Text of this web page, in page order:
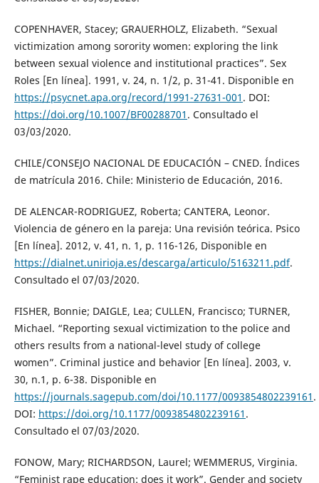
COPENHAVER, Stacey; GRAUERHOLZ, Elizabeth. “Sexual
victimization among sorority women: exploring the link
between sexual violence and institutional practices”. Sex
Roles [En línea]. 1991, v. 24, n. 1/2, p. 31-41. Disponible en
https://psycnet.apa.org/record/1991-27631-001 . DOI:
https://doi.org/10.1007/BF00288701 . Consultado el
03/03/2020.
CHILE/CONSEJO NACIONAL DE EDUCACIÓN – CNED. Índices
de matrícula 2016. Chile: Ministerio de Educación, 2016.
DE ALENCAR-RODRIGUEZ, Roberta; CANTERA, Leonor.
Violencia de género en la pareja: Una revisión teórica. Psico
[En línea]. 2012, v. 41, n. 1, p. 116-126, Disponible en
https://dialnet.unirioja.es/descarga/articulo/5163211.pdf.
Consultado el 07/03/2020.
FISHER, Bonnie; DAIGLE, Lea; CULLEN, Francisco; TURNER,
Michael. “Reporting sexual victimization to the police and
others results from a national-level study of college
women”. Criminal justice and behavior [En línea]. 2003, v.
30, n.1, p. 6-38. Disponible en
https://journals.sagepub.com/doi/10.1177/0093854802239161 .
DOI: https://doi.org/10.1177/0093854802239161 .
Consultado el 07/03/2020.
FONOW, Mary; RICHARDSON, Laurel; WEMMERUS, Virginia.
“Feminist rape education: does it work”. Gender and society